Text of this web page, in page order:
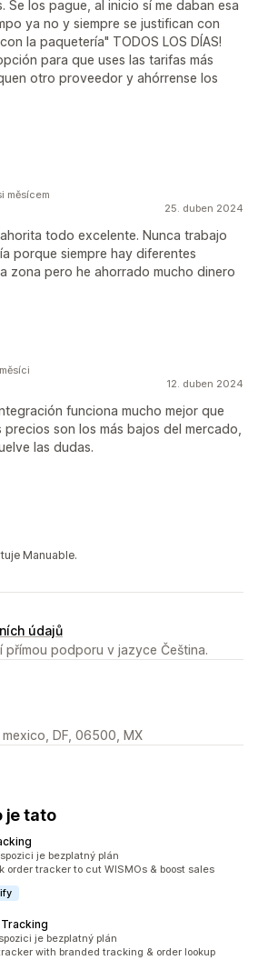
Se los pague, al inicio sí me daban esa
ya no y siempre se justifican con
la paquetería" TODOS LOS DÍAS!
para que uses las tarifas más
otro proveedor y ahórrense los
25. duben 2024
todo excelente. Nunca trabajo
porque siempre hay diferentes
zona pero he ahorrado mucho dinero
měsícem
12. duben 2024
funciona mucho mejor que
son los más bajos del mercado,
las dudas.
Manuable.
údajů
přímou podporu v jazyce Čeština.
DF, 06500, MX
je tato
2854
je bezplatný plán
order tracker to cut WISMOs & boost sales
1565je bezplatný plán
with branded tracking & order lookup